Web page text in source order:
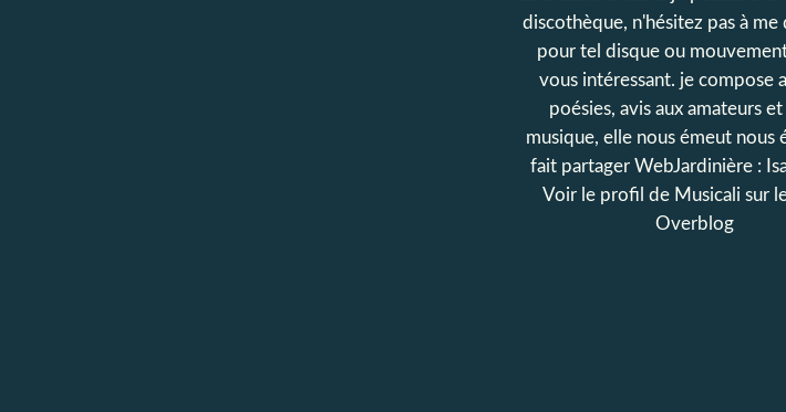
discothèque, n'hésitez pas à me
pour tel disque ou
vous intéressant. je compose
poésies, avis aux amateurs
musique, elle nous émeut nous
fait partager WebJardinière :
Voir le profil de Musicali sur
Overblog